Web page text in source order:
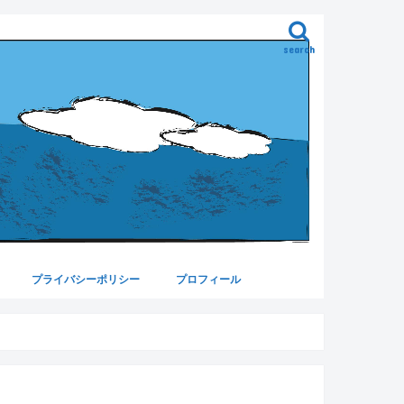
search
プライバシーポリシー プロフィール